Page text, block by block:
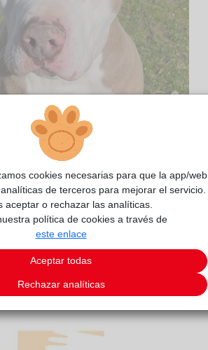
cookies necesarias para que la app/web
de terceros para mejorar el servicio.
aceptar o rechazar las analíticas.
política de cookies a través de
este enlace
Aceptar todas
Rechazar analíticas